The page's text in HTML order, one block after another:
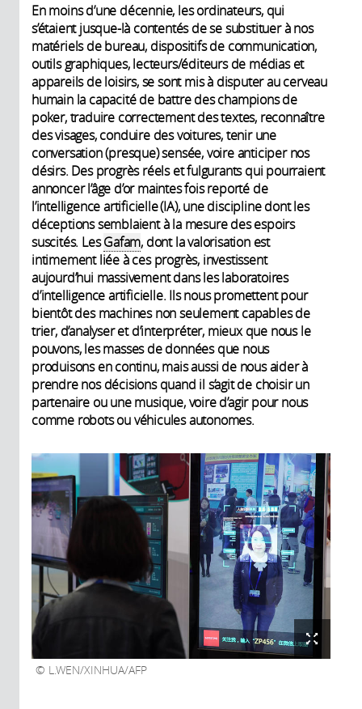
En moins d’une décennie, les ordinateurs, qui
s’étaient jusque-là contentés de se substituer à nos
matériels de bureau, dispositifs de communication,
outils graphiques, lecteurs/éditeurs de médias et
appareils de loisirs, se sont mis à disputer au cerveau
humain la capacité de battre des champions de
poker, traduire correctement des textes, reconnaître
des visages, conduire des voitures, tenir une
conversation (presque) sensée, voire anticiper nos
désirs. Des progrès réels et fulgurants qui pourraient
annoncer l’âge d’or maintes fois reporté de
l’intelligence artificielle (IA), une discipline dont les
déceptions semblaient à la mesure des espoirs
suscités. LesGafam, dont la valorisation est
intimement liée à ces progrès, investissent
aujourd’hui massivement dans les laboratoires
d’intelligence artificielle. Ils nous promettent pour
bientôt des machines non seulement capables de
trier, d’analyser et d’interpréter, mieux que nous le
pouvons, les masses de données que nous
produisons en continu, mais aussi de nous aider à
prendre nos décisions quand il s’agit de choisir un
partenaire ou une musique, voire d’agir pour nous
comme robots ou véhicules autonomes.
L.WEN/XINHUA/AFP